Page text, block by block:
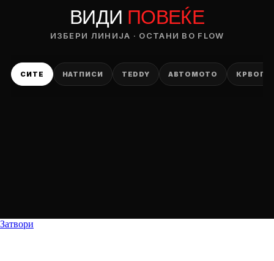
ВИДИ ПОВЕЌЕ
ИЗБЕРИ ЛИНИЈА · ОСТАНИ ВО FLOW
СИТЕ НАТПИСИ TEDDY АВТОМОТО
Затвори